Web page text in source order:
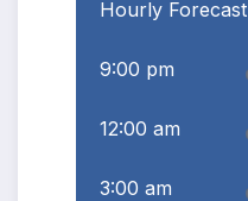
Hourly Forecast
9:00 pm
12:00 am
3:00 am